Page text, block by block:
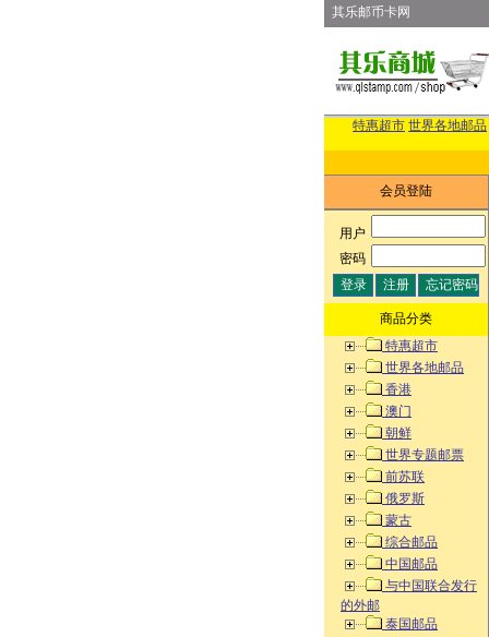
其乐邮币卡网
特惠超市 世界各地邮品
会员登陆
用户:
密码:
商品分类
特惠超市
世界各地邮品
香港
澳门
朝鲜
世界专题邮票
前苏联
俄罗斯
蒙古
综合邮品
中国邮品
与中国联合发行
的外邮
泰国邮品